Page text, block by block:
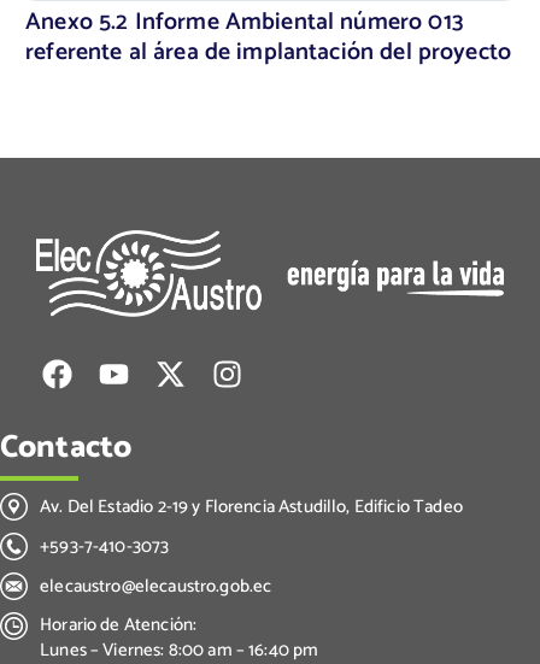
Anexo 5.2 Informe Ambiental número 013
referente al área de implantación del proyecto
Contacto
Av. Del Estadio 2-19 y Florencia Astudillo, Edificio Tadeo
+593-7-410-3073
elecaustro@elecaustro.gob.ec
Horario de Atención:
Lunes – Viernes: 8:00 am – 16:40 pm